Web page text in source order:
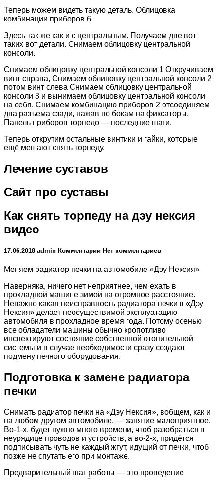
Теперь можем видеть такую деталь. Облицовка
комбинации приборов 6.
Здесь так же как и с центральным. Получаем две вот
таких вот детали. Снимаем облицовку центральной
консоли.
Снимаем облицовку центральной консоли 1 Откручиваем
винт справа, Снимаем облицовку центральной консоли 2
потом винт слева Снимаем облицовку центральной
консоли 3 и вынимаем облицовку центральной консоли
на себя. Снимаем комбинацию приборов 2 отсоединяем
два разъема сзади, нажав по бокам на фиксаторы.
Панель приборов торпедо — последние шаги.
Теперь открутим остальные винтики и гайки, которые
ещё мешают снять торпеду.
Лечение суставов
Сайт про суставы
Как снять торпеду на дэу нексия
видео
17.06.2018 admin Комментарии Нет комментариев
Меняем радиатор печки на автомобиле «Дэу Нексия»
Наверняка, ничего нет неприятнее, чем ехать в
прохладной машине зимой на огромное расстояние.
Неважно какая неисправность радиатора печки в «Дэу
Нексия» делает неосуществимой эксплуатацию
автомобиля в прохладное время года. Потому осенью
все обладатели машины обычно кропотливо
инспектируют состояние собственной отопительной
системы и в случае необходимости сразу создают
подмену печного оборудования.
Подготовка к замене радиатора
печки
Снимать радиатор печки на «Дэу Нексия», вобщем, как и
на любом другом автомобиле, — занятие малоприятное.
Во-1-х, будет нужно много времени, чтоб разобраться в
неурядице проводов и устройств, а во-2-х, придётся
подписывать чуть не каждый жгут, идущий от печки, чтоб
позже не спутать его при монтаже.
Предварительный шаг работы — это проведение